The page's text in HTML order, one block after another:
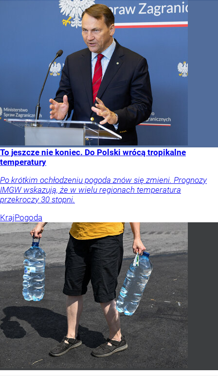
To jeszcze nie koniec. Do Polski wrócą tropikalne
temperatury
Po krótkim ochłodzeniu pogoda znów się zmieni. Prognozy
IMGW wskazują, że w wielu regionach temperatura
przekroczy 30 stopni.
KrajPogoda